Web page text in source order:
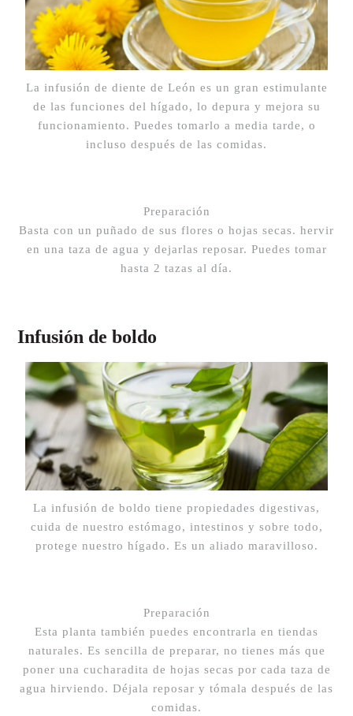
La infusión de diente de León es un gran estimulante
de las funciones del hígado, lo depura y mejora su
funcionamiento. Puedes tomarlo a media tarde, o
incluso después de las comidas.
Preparación
Basta con un puñado de sus flores o hojas secas. hervir
en una taza de agua y dejarlas reposar. Puedes tomar
hasta 2 tazas al día.
Infusión de boldo
La infusión de boldo tiene propiedades digestivas,
cuida de nuestro estómago, intestinos y sobre todo,
protege nuestro hígado. Es un aliado maravilloso.
Preparación
Esta planta también puedes encontrarla en tiendas
naturales. Es sencilla de preparar, no tienes más que
poner una cucharadita de hojas secas por cada taza de
agua hirviendo. Déjala reposar y tómala después de las
comidas.